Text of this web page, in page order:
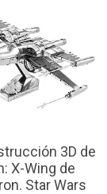
3D de
X-Wing de
Star Wars